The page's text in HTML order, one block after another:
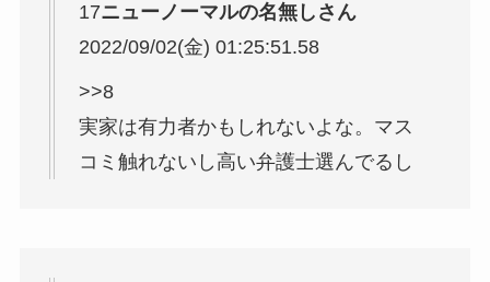
17ニューノーマルの名無しさん
2022/09/02(金) 01:25:51.58
>>8
実家は有力者かもしれないよな。マス
コミ触れないし高い弁護士選んでるし